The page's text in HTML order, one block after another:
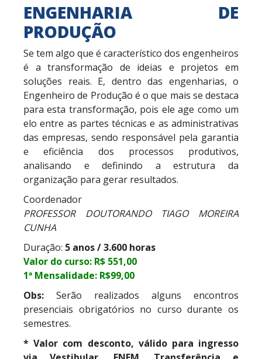
ENGENHARIA DE
PRODUÇÃO
Se tem algo que é característico dos engenheiros
é a transformação de ideias e projetos em
soluções reais. E, dentro das engenharias, o
Engenheiro de Produção é o que mais se destaca
para esta transformação, pois ele age como um
elo entre as partes técnicas e as administrativas
das empresas, sendo responsável pela garantia
e eficiência dos processos produtivos,
analisando e definindo a estrutura da
organização para gerar resultados.
Coordenador
PROFESSOR DOUTORANDO TIAGO MOREIRA
CUNHA
Duração: 5 anos / 3.600 horas
Valor do curso: R$ 551,00
1ª Mensalidade: R$99,00
Obs: Serão realizados alguns encontros
presenciais obrigatórios no curso durante os
semestres.
* Valor com desconto, válido para ingresso